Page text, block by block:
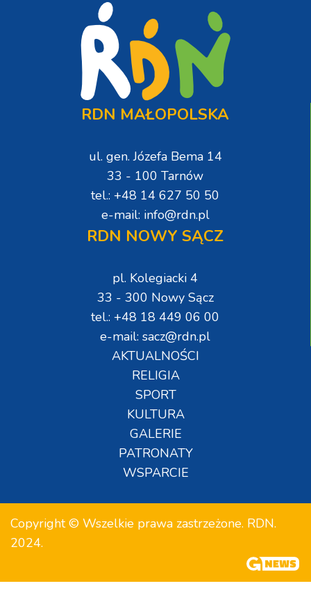
RDN MAŁOPOLSKA
ul. gen. Józefa Bema 14
33 - 100 Tarnów
tel.: +48 14 627 50 50
e-mail: info@rdn.pl
RDN NOWY SĄCZ
pl. Kolegiacki 4
33 - 300 Nowy Sącz
tel.: +48 18 449 06 00
e-mail: sacz@rdn.pl
AKTUALNOŚCI
RELIGIA
SPORT
KULTURA
GALERIE
PATRONATY
WSPARCIE
Copyright © Wszelkie prawa zastrzeżone. RDN.
2024.